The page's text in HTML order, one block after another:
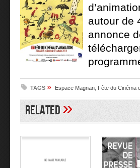
autour de
annonce
TAGS » Espace Magnan Fête du Cinéma
Related»